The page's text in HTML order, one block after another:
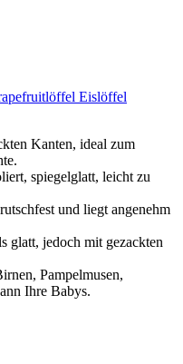
Eislöffel
Kanten, ideal zum
spiegelglatt, leicht zu
und liegt angenehm
glatt, jedoch mit gezackten
Pampelmusen,
Ihre Babys.